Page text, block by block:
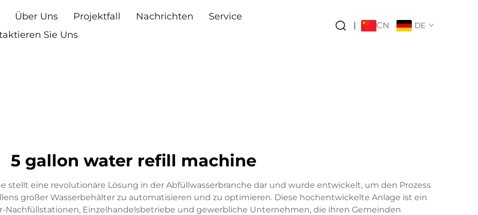
Über Uns Projektfall Nachrichten
Service
Sie Uns
| CN DE
5 gallon water refill machine
stellt eine revolutionäre Lösung in der Abfüllwasserbranche dar und wurde entwickelt, um den Prozess
großer Wasserbehälter zu automatisieren und zu optimieren. Diese hochentwickelte Anlage ist ein
Nachfüllstationen, Einzelhandelsbetriebe und gewerbliche Unternehmen, die ihren Gemeinden